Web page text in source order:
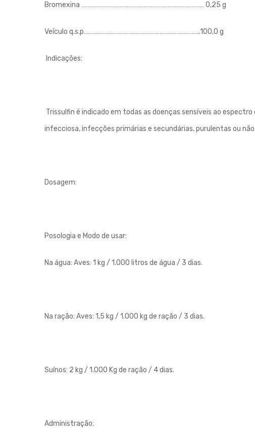
Bromexina ……………………………………………………………………… 0,25 g
Veículo q.s.p…………………………………………………………………..100,0 g
Indicações:
Trissulfin é indicado em todas as doenças sensíveis ao
infecciosa, infecções primárias e secundárias, purulentas ou não.
Dosagem:
Posologia e Modo de usar:
Na água: Aves: 1 kg / 1.000 litros de água / 3 dias.
Na ração: Aves: 1,5 kg / 1.000 kg de ração / 3 dias.
Suínos: 2 kg / 1.000 Kg de ração / 4 dias.
Administração: